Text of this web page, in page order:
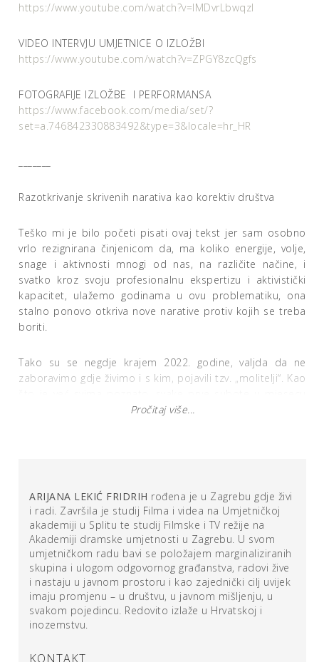
https://www.youtube.com/watch?v=IMDvrLbwqzI
VIDEO INTERVJU UMJETNICE O IZLOŽBI
https://www.youtube.com/watch?v=ZPGY8zcQgfs
FOTOGRAFIJE IZLOŽBE I PERFORMANSA
https://www.facebook.com/media/set/?
set=a.746842330883492&type=3&locale=hr_HR
Razotkrivanje skrivenih narativa kao korektiv društva
Teško mi je bilo početi pisati ovaj tekst jer sam osobno
vrlo rezignirana činjenicom da, ma koliko energije, volje,
snage i aktivnosti mnogi od nas, na različite načine, i
svatko kroz svoju profesionalnu ekspertizu i aktivistički
kapacitet, ulažemo godinama u ovu problematiku, ona
stalno ponovo otkriva nove narative protiv kojih se treba
boriti.
Tako su se negdje krajem 2022. godine, valjda da ne
zaboravimo gdje živimo i s kim, pojavili tzv. „molitelji“. Kao
na zagrebačkom se Trgu bana Jelačića, kao i na trgovima
Život”, te, između ostalog, kako stoji u njihovom proglasu
na istoimenom portalu, oni mole za „muškarce – da
postanu duhovni autoriteti u obitelji koji će hrabro
svjedočiti i prenositi katoličku vjeru, za život u
predbračnoj čistoći, za čednost u odijevanju i ponašanju
te za obnovu katoličkih brakova, za prestanak pobačaja i
otvorenost bračnih parova životu“.
Jedna hrabra žena i umjetnica hodala je te subote
gradom i nije mogla vjerovati svojim očima, kao i još
Pročitaj više...
ARIJANA LEKIĆ FRIDRIH rođena je u Zagrebu gdje živi
i radi. Završila je studij Filma i videa na Umjetničkoj
akademiji u Splitu te studij Filmske i TV režije na
Akademiji dramske umjetnosti u Zagrebu. U svom
umjetničkom radu bavi se položajem marginaliziranih
skupina i ulogom odgovornog građanstva, radovi žive
i nastaju u javnom prostoru i kao zajednički cilj uvijek
imaju promjenu – u društvu, u javnom mišljenju, u
svakom pojedincu. Redovito izlaže u Hrvatskoj i
inozemstvu.
KONTAKT